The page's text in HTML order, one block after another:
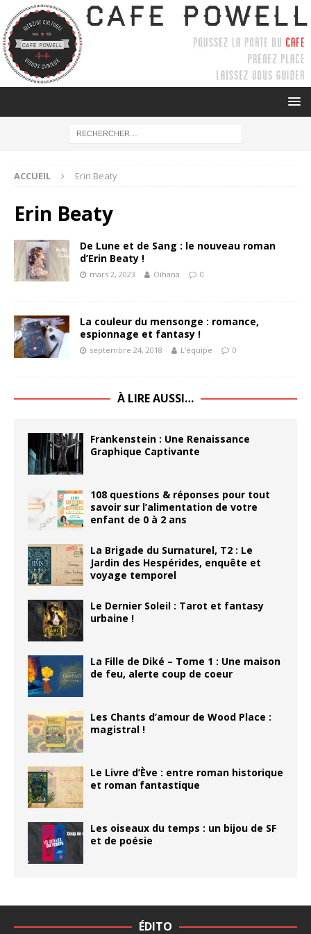
ACCUEIL Erin Beaty
Erin Beaty
De Lune et de Sang : le nouveau roman
d’Erin Beaty !
mars 2, 2023 Oihana 0
La couleur du mensonge : romance,
espionnage et fantasy !
septembre 24, 2018 L'équipe 0
À LIRE AUSSI…
Frankenstein : Une Renaissance
Graphique Captivante
108 questions & réponses pour tout
savoir sur l’alimentation de votre
enfant de 0 à 2 ans
La Brigade du Surnaturel, T2 : Le
Jardin des Hespérides, enquête et
voyage temporel
Le Dernier Soleil : Tarot et fantasy
urbaine !
La Fille de Diké – Tome 1 : Une maison
de feu, alerte coup de coeur
Les Chants d’amour de Wood Place :
magistral !
Le Livre d’Ève : entre roman historique
et roman fantastique
Les oiseaux du temps : un bijou de SF
et de poésie
ÉDITO